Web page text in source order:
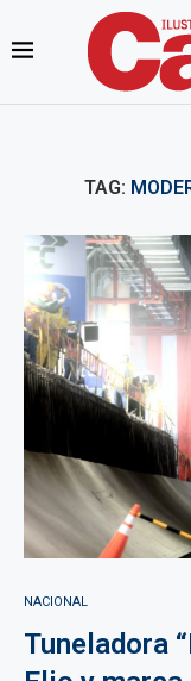
TAG:
NACIONAL
Tuneladora